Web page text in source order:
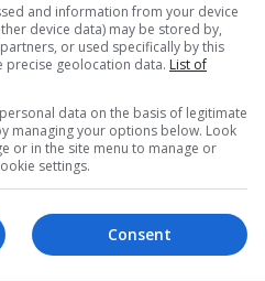
και
and information from your device
device data) may be stored by,
or used specifically by this
precise geolocation data. List of
data on the basis of legitimate
managing your options below. Look
or in the site menu to manage or
settings.
Consent